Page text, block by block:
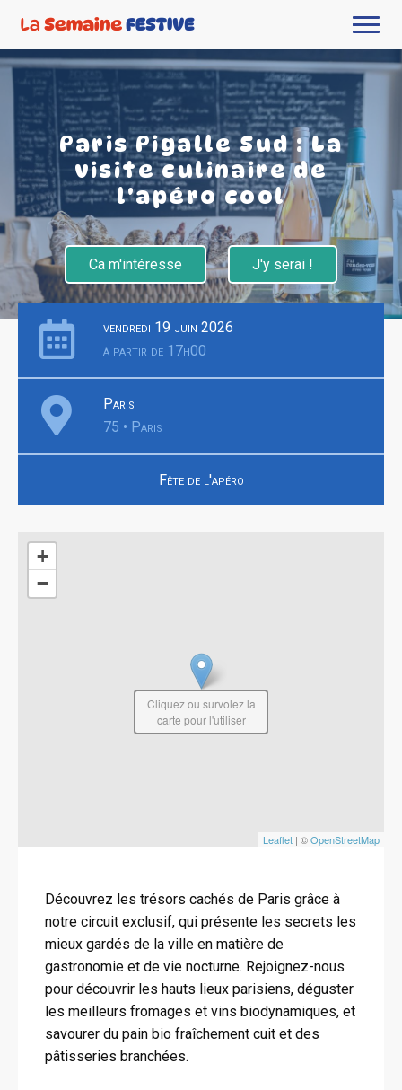
Paris Pigalle Sud : La
visite culinaire de
l'apéro cool
Ca m'intéresse J'y serai !
vendredi 19 juin 2026
à partir de 17h00
Paris
75 • Paris
Fête de l'apéro
+
−
Leaflet | ©OpenStreetMap
Cliquez ou survolez la
carte pour l'utiliser
Découvrez les trésors cachés de Paris grâce à
notre circuit exclusif, qui présente les secrets les
mieux gardés de la ville en matière de
gastronomie et de vie nocturne. Rejoignez-nous
pour découvrir les hauts lieux parisiens, déguster
les meilleurs fromages et vins biodynamiques, et
savourer du pain bio fraîchement cuit et des
pâtisseries branchées.